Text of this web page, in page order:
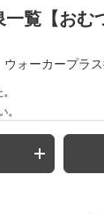
覧【おむ
ウォーカープラ
。